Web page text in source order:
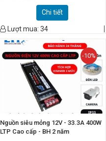
Chi tiết
Lượt mua: 34
-10%
Nguồn siêu mỏng 12V - 33.3A 400W
LTP Cao cấp - BH 2 năm